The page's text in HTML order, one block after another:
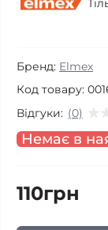
Бренд: Elmex
Код товару:
Відгуки: (0)
Немає в
110грн